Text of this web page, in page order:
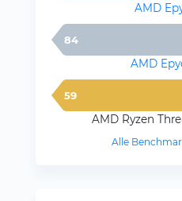
AMD
84
AMD
59
AMD Ryzen
Alle